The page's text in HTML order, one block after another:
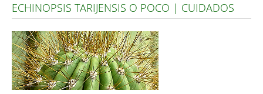
ECHINOPSIS TARIJENSIS O POCO | CUIDADOS